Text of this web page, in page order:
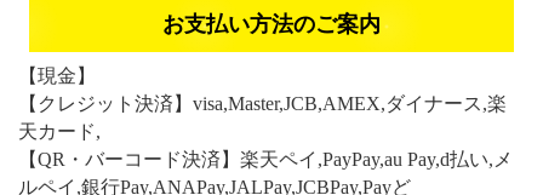
お支払い方法のご案内
【現金】
【クレジット決済】visa,Master,JCB,AMEX,ダイナース,楽
天カード,
【QR・バーコード決済】楽天ペイ,PayPay,au Pay,d払い,メ
ルペイ,銀行Pay,ANAPay,JALPay,JCBPay,Payど